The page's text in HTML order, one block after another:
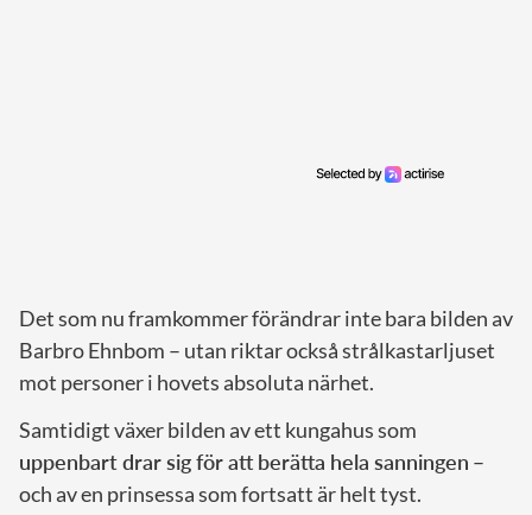
Det som nu framkommer förändrar inte bara bilden av
Barbro Ehnbom – utan riktar också strålkastarljuset
mot personer i hovets absoluta närhet.
Samtidigt växer bilden av ett kungahus som
uppenbart drar sig för att berätta hela sanningen –
och av en prinsessa som fortsatt är helt tyst.